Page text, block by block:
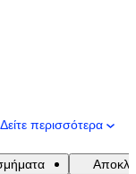
Δείτε περισσότερα